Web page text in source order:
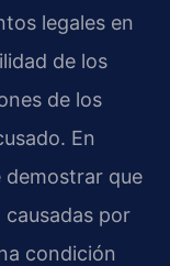
legales en
de los
de los
En
demostrar que
por
condición